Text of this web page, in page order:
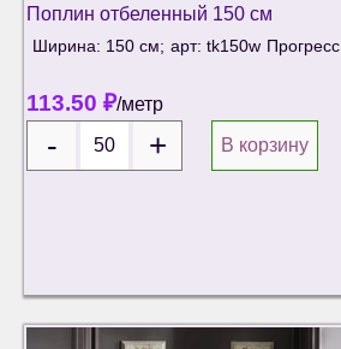
Поплин отбеленный 150 см
Ширина: 150 см; арт: tk150w Прогресс
113.50 ₽/метр
В корзину